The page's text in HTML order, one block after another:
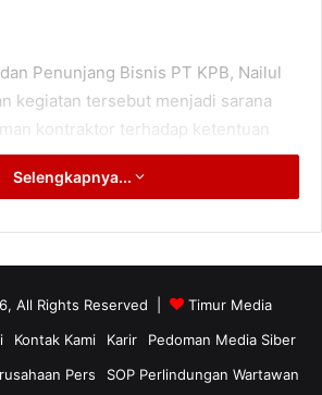
Penunjang Bisnis PT KPB, Nailul
kegiatan tersebut menjadi sarana
kontraktor terhadap ketentuan
dan jaminan sosial tenaga kerja.
Nailul dalam keterangan tertulis,
bagian dari penerapan tata
Selengkapnya...
All Rights Reserved |
Timur Media
Kontak Kami Karir
Pedoman Media Siber
Pers
SOP Perlindungan Wartawan